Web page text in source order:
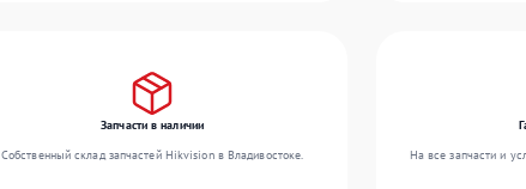
Запчасти в наличии
Собственный склад запчастей Hikvision в Владивостоке.
На все запчасти и